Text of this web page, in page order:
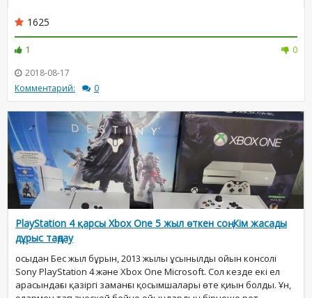
1625
1
0
2018-08-17
Комментарий:
0
PlayStation 4 қарсы Xbox One 5 жыл өткен соң. Кім жасады
дұрыс таңдау
осыдан Бес жыл бұрын, 2013 жылы ұсынылды ойын консолі
Sony PlayStation 4 және Xbox One Microsoft. Сол кезде екі ел
арасындағы қазіргі заманғы қосымшалары өте қиын болды. Ұн,